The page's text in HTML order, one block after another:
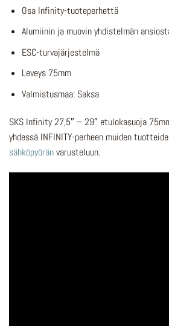
Osa Infinity-tuoteperhettä
Alumiinin ja muovin yhdistelmän
ESC-turvajärjestelmä
Leveys 75mm
Valmistusmaa: Saksa
SKS Infinity 27,5″ – 29″ etulokasuoja
yhdessä INFINITY-perheen muiden
sähköpyöränvarusteluun.